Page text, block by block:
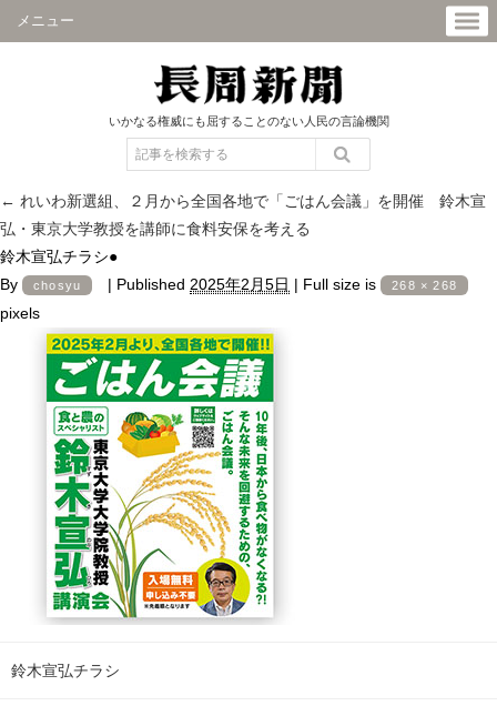
メニュー
いかなる権威にも屈することのない人民の言論機関
← れいわ新選組、２月から全国各地で「ごはん会議」を開催 鈴木宣
弘・東京大学教授を講師に食料安保を考える
鈴木宣弘チラシ●
By
chosyu | Published 2025年2月5日 | Full size is 268 × 268
pixels
鈴木宣弘チラシ